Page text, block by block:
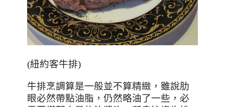
(紐約客牛排)
牛排烹調算是一般並不算精緻，雖說肋
眼必然帶點油脂，仍然略油了一些，必